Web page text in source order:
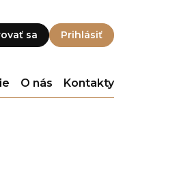
sa Prihlásiť
O nás Kontakty